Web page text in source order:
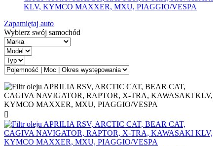
KLV, KYMCO MAXXER, MXU, PIAGGIO/VESPA
Zapamiętaj auto
Wybierz swój samochód
